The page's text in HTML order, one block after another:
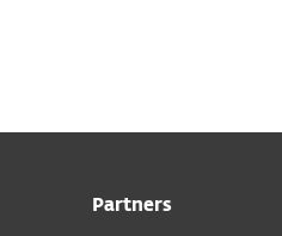
Partners